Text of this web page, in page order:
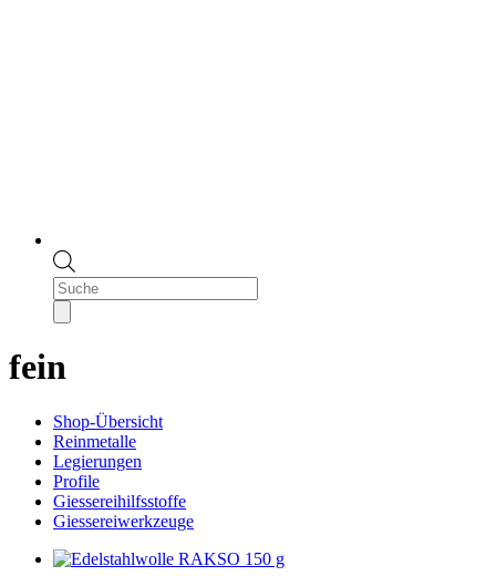
Products
search
fein
Shop-Übersicht
Reinmetalle
Legierungen
Profile
Giessereihilfsstoffe
Giessereiwerkzeuge